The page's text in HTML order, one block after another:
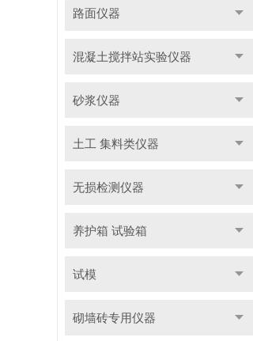
路面仪器
混凝土搅拌站实验仪器
砂浆仪器
土工 集料类仪器
无损检测仪器
养护箱 试验箱
试模
砌墙砖专用仪器